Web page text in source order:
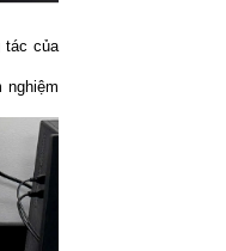
tác của